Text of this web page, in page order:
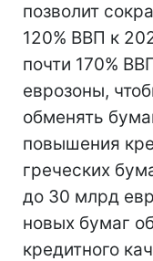
позволит
120% ВВП к
почти 170%
еврозоны,
обменять
повышения
греческих
до 30 млрд
новых бумаг
кредитного